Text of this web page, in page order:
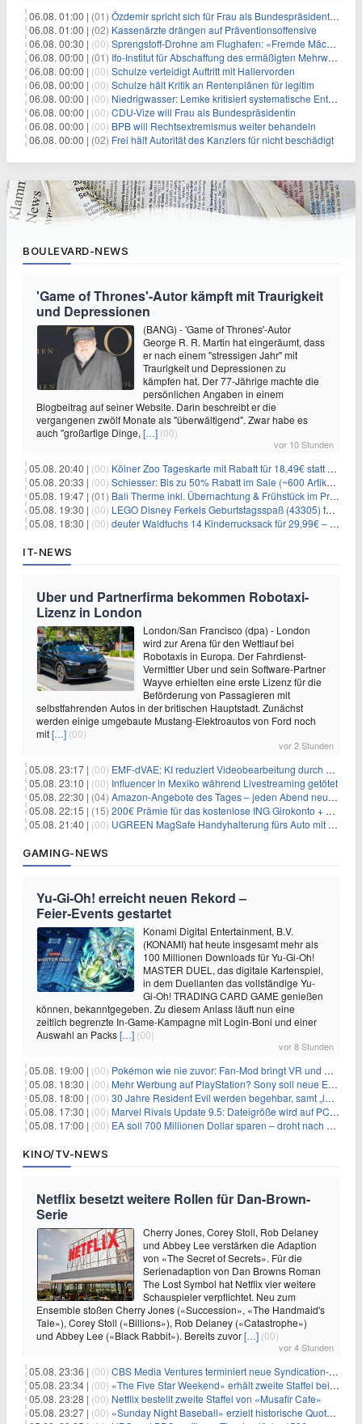
06.08. 01:00 | (01) Özdemir spricht sich für Frau als Bundespräsidentin aus
06.08. 01:00 | (02) Kassenärzte drängen auf Präventionsoffensive
06.08. 00:30 | (00) Sprengstoff-Drohne am Flughafen: «Fremde Mächte» am Werk?
06.08. 00:00 | (01) Ifo-Institut für Abschaffung des ermäßigten Mehrwertsteuersatzes
06.08. 00:00 | (00) Schulze verteidigt Auftritt mit Hallervorden
06.08. 00:00 | (00) Schulze hält Kritik an Rentenplänen für legitim
06.08. 00:00 | (00) Niedrigwasser: Lemke kritisiert systematische Entwässerung
06.08. 00:00 | (00) CDU-Vize will Frau als Bundespräsidentin
06.08. 00:00 | (00) BPB will Rechtsextremismus weiter behandeln
06.08. 00:00 | (02) Frei hält Autorität des Kanzlers für nicht beschädigt
BOULEVARD-NEWS
'Game of Thrones'-Autor kämpft mit Traurigkeit
und Depressionen
(BANG) - 'Game of Thrones'-Autor
George R. R. Martin hat eingeräumt, dass
er nach einem "stressigen Jahr" mit
Traurigkeit und Depressionen zu
kämpfen hat. Der 77-Jährige machte die
persönlichen Angaben in einem
Blogbeitrag auf seiner Website. Darin beschreibt er die
vergangenen zwölf Monate als "überwältigend". Zwar habe es
auch "großartige Dinge, […] (00)
vor 10 Stunden
05.08. 20:40 | (00) Kölner Zoo Tageskarte mit Rabatt für 18,49€ statt 29,50€ – einlösbar bis Dezember
05.08. 20:33 | (00) Schiesser: Bis zu 50% Rabatt im Sale (~600 Artikel zur Auswahl)
05.08. 19:47 | (01) Bali Therme inkl. Übernachtung & Frühstück im Premium Hotel (Bad Oeynhausen) ab 89€ p.P.
05.08. 19:30 | (00) LEGO Disney Ferkels Geburtstagsspaß (43305) für 29,10€
05.08. 18:30 | (00) deuter Waldfuchs 14 Kinderrucksack für 29,99€ – Amber-maple
IT-NEWS
Uber und Partnerfirma bekommen Robotaxi-
Lizenz in London
London/San Francisco (dpa) - London
wird zur Arena für den Wettlauf bei
Robotaxis in Europa. Der Fahrdienst-
Vermittler Uber und sein Software-Partner
Wayve erhielten eine erste Lizenz für die
Beförderung von Passagieren mit
selbstfahrenden Autos in der britischen Hauptstadt. Zunächst
werden einige umgebaute Mustang-Elektroautos von Ford noch
mit[…] (00)
vor 2 Stunden
05.08. 23:17 | (00) EMF-dVAE: KI reduziert Videobearbeitung durch audio-gesteuerte Bildauswahl um 65%
05.08. 23:10 | (00) Influencer in Mexiko während Livestreaming getötet
05.08. 22:30 | (04) Amazon-Angebote des Tages – jeden Abend neue Deals zum Stöbern
05.08. 22:15 | (15) 200€ Prämie für das kostenlose ING Girokonto + gratis Visa + 3,75% Zinsen
05.08. 21:40 | (00) UGREEN MagSafe Handyhalterung fürs Auto mit 20 N52-Magneten für 7,96€
GAMING-NEWS
Yu‑Gi‑Oh! erreicht neuen Rekord –
Feier‑Events gestartet
Konami Digital Entertainment, B.V.
(KONAMI) hat heute insgesamt mehr als
100 Millionen Downloads für Yu-Gi-Oh!
MASTER DUEL, das digitale Kartenspiel,
in dem Duellanten das vollständige Yu-
Gi-Oh! TRADING CARD GAME genießen
können, bekanntgegeben. Zu diesem Anlass läuft nun eine
zeitlich begrenzte In-Game-Kampagne mit Login-Boni und einer
Auswahl an Packs[…] (00)
vor 8 Stunden
05.08. 19:00 | (00) Pokémon wie nie zuvor: Fan-Mod bringt VR und Ego-Perspektive nach Kanto
05.08. 18:30 | (00) Mehr Werbung auf PlayStation? Sony soll neue Einnahmequellen prüfen
05.08. 18:00 | (00) 30 Jahre Resident Evil werden begehbar, samt „lebensgroßem Leon“
05.08. 17:30 | (00) Marvel Rivals Update 9.5: Dateigröße wird auf PC und Konsolen deutlich reduziert
05.08. 17:00 | (00) EA soll 700 Millionen Dollar sparen – droht nach der Übernahme die nächste Entlassungswelle?
KINO/TV-NEWS
Netflix besetzt weitere Rollen für Dan-Brown-
Serie
Cherry Jones, Corey Stoll, Rob Delaney
und Abbey Lee verstärken die Adaption
von «The Secret of Secrets». Für die
Serienadaption von Dan Browns Roman
The Lost Symbol hat Netflix vier weitere
Schauspieler verpflichtet. Neu zum
Ensemble stoßen Cherry Jones («Succession», «The Handmaid's
Tale»), Corey Stoll («Billions»), Rob Delaney («Catastrophe»)
und Abbey Lee («Black Rabbit»). Bereits zuvor[…] (00)
vor 4 Stunden
05.08. 23:36 | (00) CBS Media Ventures terminiert neue Syndication-Formate
05.08. 23:34 | (00) «The Five Star Weekend» erhält zweite Staffel bei Peacock
05.08. 23:28 | (00) Netflix bestellt zweite Staffel von «Musafir Cafe»
05.08. 23:27 | (00) «Sunday Night Baseball» erzielt historische Quotenserie für NBC